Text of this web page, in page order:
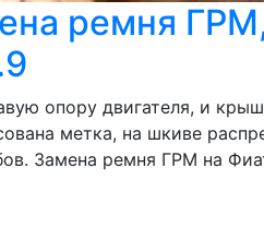
ремня
опору двигателя, и
метка, на шкиве
Замена ремня ГРМ на